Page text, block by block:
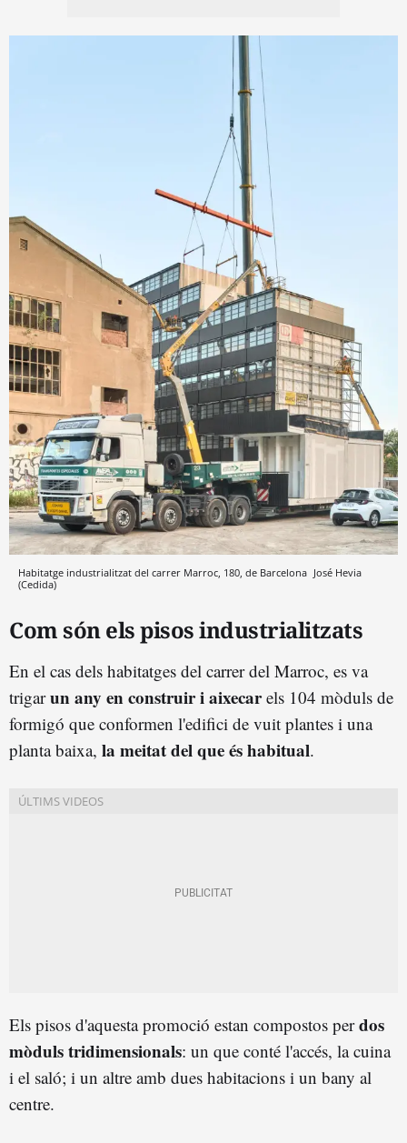
Habitatge industrialitzat del carrer Marroc, 180, de Barcelona José Hevia
(Cedida)
Com són els pisos industrialitzats
En el cas dels habitatges del carrer del Marroc, es va
trigarun any en construir i aixecarels 104 mòduls de
formigó que conformen l'edifici de vuit plantes i una
planta baixa, la meitat del que és habitual.
Els pisos d'aquesta promoció estan compostos perdos
mòduls tridimensionals: un que conté l'accés, la cuina
i el saló; i un altre amb dues habitacions i un bany al
centre.